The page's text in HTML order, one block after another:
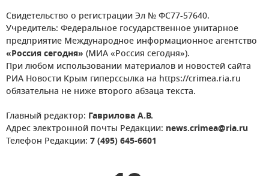
Свидетельство о регистрации Эл № ФС77-57640.
Учредитель: Федеральное государственное унитарное
предприятие Международное информационное агентство
«Россия сегодня» (МИА «Россия сегодня»).
При любом использовании материалов и новостей сайта
РИА Новости Крым гиперссылка на https://crimea.ria.ru
обязательна не ниже второго абзаца текста.
Главный редактор: Гаврилова А.В.
Адрес электронной почты Редакции: news.crimea@ria.ru
Телефон Редакции: 7 (495) 645-6601